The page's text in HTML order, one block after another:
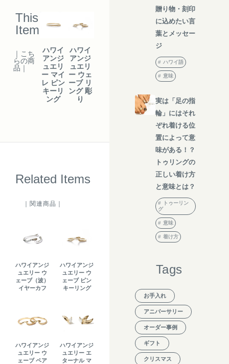
This
Item
｜こち
らの商
品｜
ハワイ
アンジ
ュエリ
ー マイ
レ ピン
キーリ
ング
ハワイ
アンジ
ュエリ
ー ウェ
ーブ リ
ング 彫
り
Related Items
｜関連商品｜
ハワイアンジ
ュエリー ウ
ェーブ（波）
イヤーカフ
ハワイアンジ
ュエリー ウ
ェーブ ピン
キーリング
ハワイアンジ
ュエリー ウ
ェーブ ペア
ハワイアンジ
ュエリー エ
ターナル マ
贈り物・刻印
に込めたい言
葉とメッセー
ジ
ハワイ語
意味
実は「足の指
輪」にはそれ
ぞれ着ける位
置によって意
味がある！？
トゥリングの
正しい着け方
と意味とは？
トゥーリン
グ
意味
着け方
Tags
お手入れ
アニバーサリー
オーダー事例
ギフト
クリスマス